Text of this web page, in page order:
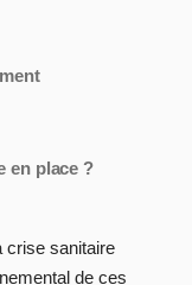
en place ?
crise sanitaire
de ces